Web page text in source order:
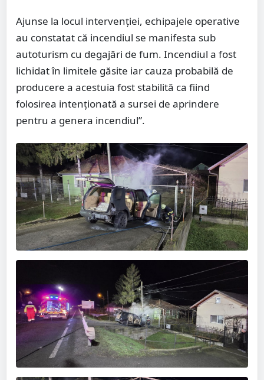
Ajunse la locul intervenției, echipajele operative
au constatat că incendiul se manifesta sub
autoturism cu degajări de fum. Incendiul a fost
lichidat în limitele găsite iar cauza probabilă de
producere a acestuia fost stabilită ca fiind
folosirea intenționată a sursei de aprindere
pentru a genera incendiul”.